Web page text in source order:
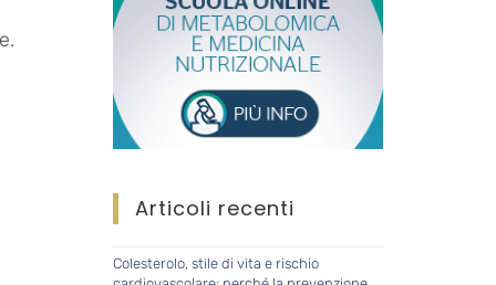
Articoli recenti
Colesterolo, stile di vita e rischio